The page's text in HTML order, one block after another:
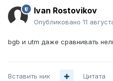
Ivan Rostovikov
Опубликовано 11
bgb и utm даже сравнивать
Вставить ник Цитата